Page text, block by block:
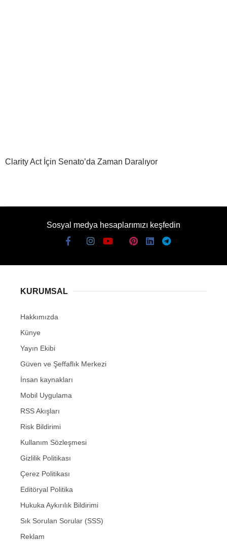
Clarity Act İçin Senato’da Zaman Daralıyor
Sosyal medya hesaplarımızı keşfedin
KURUMSAL
Hakkımızda
Künye
Yayın Ekibi
Güven ve Şeffaflık Merkezi
İnsan kaynakları
Mobil Uygulama
RSS Akışları
Risk Bildirimi
Kullanım Sözleşmesi
Gizlilik Politikası
Çerez Politikası
Editöryal Politika
Hukuka Aykırılık Bildirimi
Sık Sorulan Sorular (SSS)
Reklam